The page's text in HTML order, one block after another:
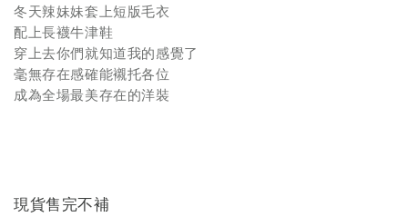
冬天辣妹妹套上短版毛衣
配上長襪牛津鞋
穿上去你們就知道我的感覺了
毫無存在感確能襯托各位
成為全場最美存在的洋裝
現貨售完不補